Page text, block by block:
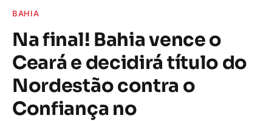
BAHIA
Na final! Bahia vence o
Ceará e decidirá título do
Nordestão contra o
Confiança no